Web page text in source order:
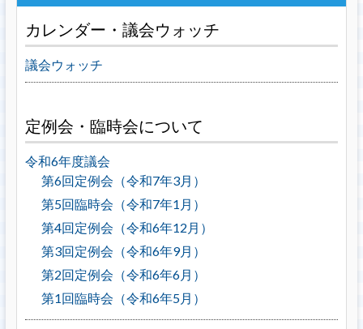
カレンダー・議会ウォッチ
議会ウォッチ
定例会・臨時会について
令和6年度議会
第6回定例会（令和7年3月）
第5回臨時会（令和7年1月）
第4回定例会（令和6年12月）
第3回定例会（令和6年9月）
第2回定例会（令和6年6月）
第1回臨時会（令和6年5月）